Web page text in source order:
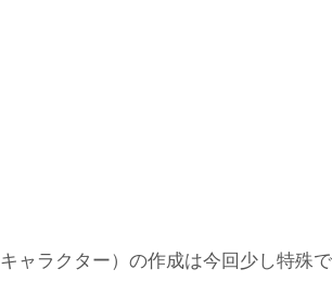
ャラクター）の作成は今回少し特殊で